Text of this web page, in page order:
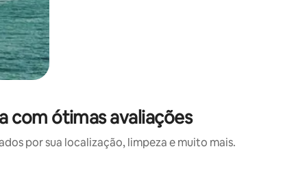
com ótimas avaliações
por sua localização, limpeza e muito mais.